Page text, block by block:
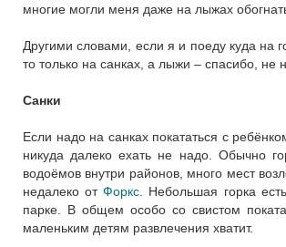
многие могли меня даже на лыжах
Другими словами, если я и поеду куда на
то только на санках, а лыжи – спасибо, не
Санки
Если надо на санках покататься с
никуда далеко ехать не надо. Обычно
водоёмов внутри районов, много мест
недалеко отФоркс . Небольшая горка
парке. В общем особо со свистом
маленьким детям развлечения хватит.